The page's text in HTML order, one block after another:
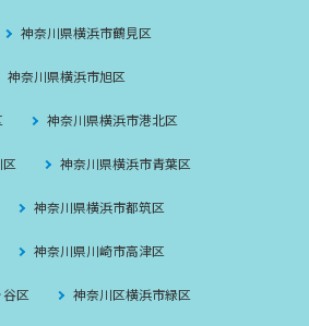
神奈川県横浜市鶴見区
神奈川県横浜市旭区
神奈川県横浜市港北区
神奈川県横浜市青葉区
神奈川県横浜市都筑区
神奈川県川崎市高津区
区 神奈川区横浜市緑区